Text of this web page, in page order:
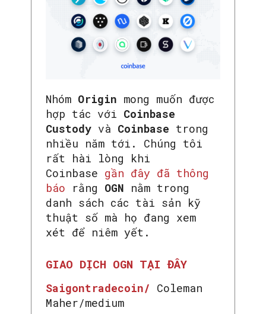
SEARCH...
Nhóm Origin mong muốn được
hợp tác với Coinbase
Custody và Coinbase trong
nhiều năm tới. Chúng tôi
rất hài lòng khi
Coinbase gần đây đã thông
báo rằng OGN nằm trong
danh sách các tài sản kỹ
thuật số mà họ đang xem
xét để niêm yết.
GIAO DỊCH OGN TẠI ĐÂY
Saigontradecoin/ Coleman
Maher/medium